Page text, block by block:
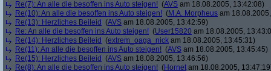
Re(7): An alle die besoffen ins Auto steigen! (AVS am 18.08.2005, 13:42:08)
Re(10): An alle die besoffen ins Auto steigen! (M.A. Morpheus am
Re(13): Herzliches Beileid (AVS am 18.08.2005, 13:42:59)
Re: An alle die besoffen ins Auto steigen! (User15820 am 18.08.2005,
Re(14): Herzliches Beileid (extrem_oaga_nick am 18.08.2005, 13:45:31)
Re(11): An alle die besoffen ins Auto steigen! (AVS am 18.08.2005, 13:45:45)
Re(15): Herzliches Beileid (AVS am 18.08.2005, 13:46:56)
Re(8): An alle die besoffen ins Auto steigen! (Hornet am 18.08.2005,